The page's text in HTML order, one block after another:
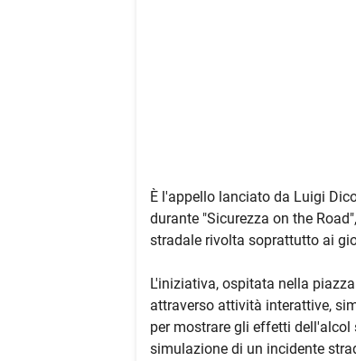
È l'appello lanciato da Luigi
durante "Sicurezza on the
stradale rivolta soprattutto ai
L'iniziativa, ospitata nella
attraverso attività interattive,
per mostrare gli effetti
simulazione di un incidente